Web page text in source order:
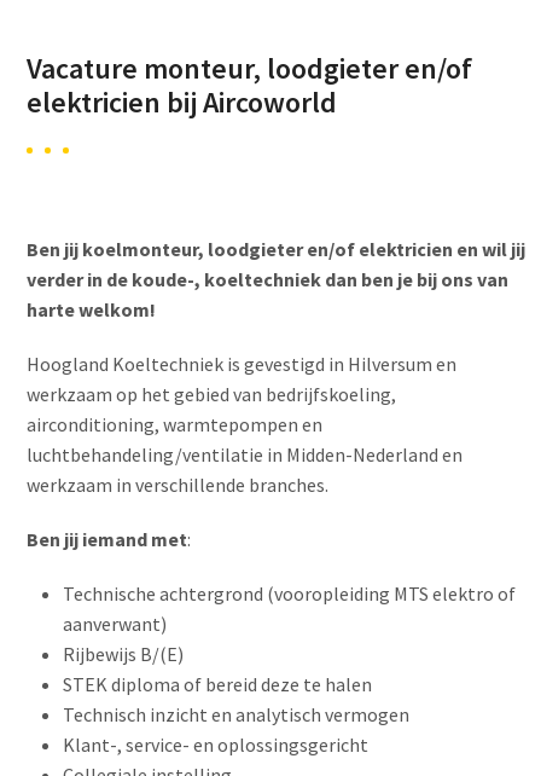
Vacature monteur, loodgieter en/of
elektricien bij Aircoworld
Ben jij koelmonteur, loodgieter en/of elektricien en wil jij
verder in de koude-, koeltechniek dan ben je bij ons van
harte welkom!
Hoogland Koeltechniek is gevestigd in Hilversum en
werkzaam op het gebied van bedrijfskoeling,
airconditioning, warmtepompen en
luchtbehandeling/ventilatie in Midden-Nederland en
werkzaam in verschillende branches.
Ben jij iemand met:
Technische achtergrond (vooropleiding MTS elektro of
aanverwant)
Rijbewijs B/(E)
STEK diploma of bereid deze te halen
Technisch inzicht en analytisch vermogen
Klant-, service- en oplossingsgericht